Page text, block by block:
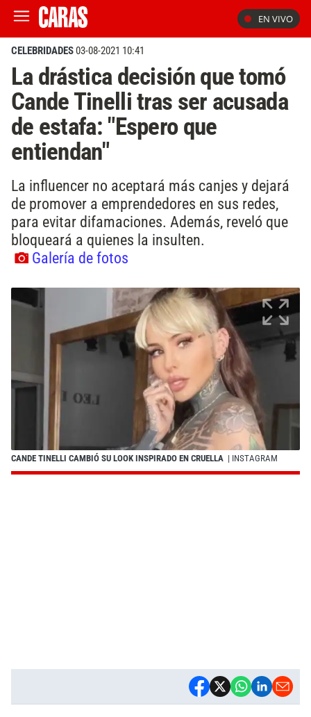
EN VIVO
CELEBRIDADES03-08-2021 10:41
La drástica decisión que tomó
Cande Tinelli tras ser acusada
de estafa: "Espero que
entiendan"
La influencer no aceptará más canjes y dejará
de promover a emprendedores en sus redes,
para evitar difamaciones. Además, reveló que
bloqueará a quienes la insulten.
Galería de fotos
CANDE TINELLI CAMBIÓ SU LOOK INSPIRADO EN CRUELLA | INSTAGRAM